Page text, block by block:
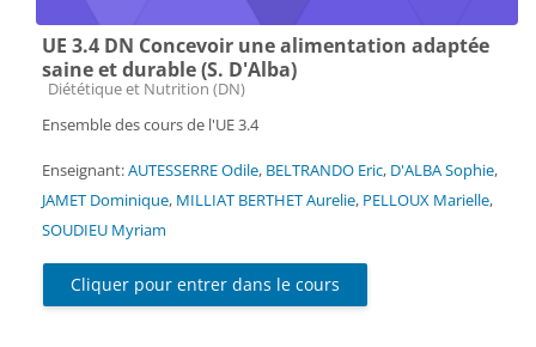
UE 3.4 DN Concevoir une alimentation adaptée
saine et durable (S. D'Alba)
Catégorie de cours
Diététique et Nutrition (DN)
Ensemble des cours de l'UE 3.4
Enseignant:AUTESSERRE Odile, BELTRANDO Eric, D'ALBA Sophie,
JAMET Dominique, MILLIAT BERTHET Aurelie, PELLOUX Marielle,
SOUDIEU Myriam
Cliquer pour entrer dans le cours